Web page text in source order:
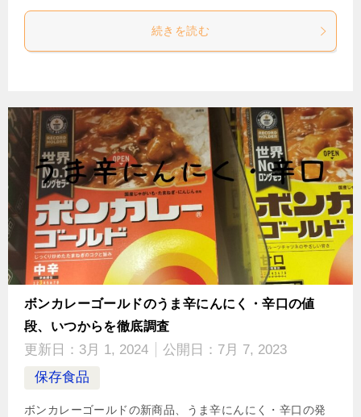
続きを読む
ボンカレーゴールドのうま辛にんにく・辛口の値
段、いつからを徹底調査
更新日： 3月 1, 2024 公開日： 7月 7, 2023
保存食品
ボンカレーゴールドの新商品、うま辛にんにく・辛口の発